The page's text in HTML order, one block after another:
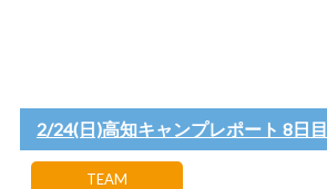
2/24(日)高知キャンプレポート 8日目
TEAM